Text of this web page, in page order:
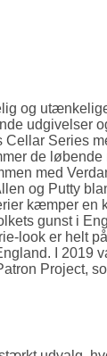
og
udgivelser
Series
de
med
og Putty
kæmper
gunst i
look er helt
I 2019
Project,